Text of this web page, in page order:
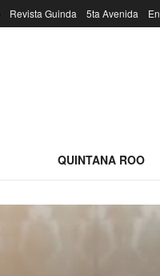
Revista Guinda 5ta Avenida
QUINTANA ROO